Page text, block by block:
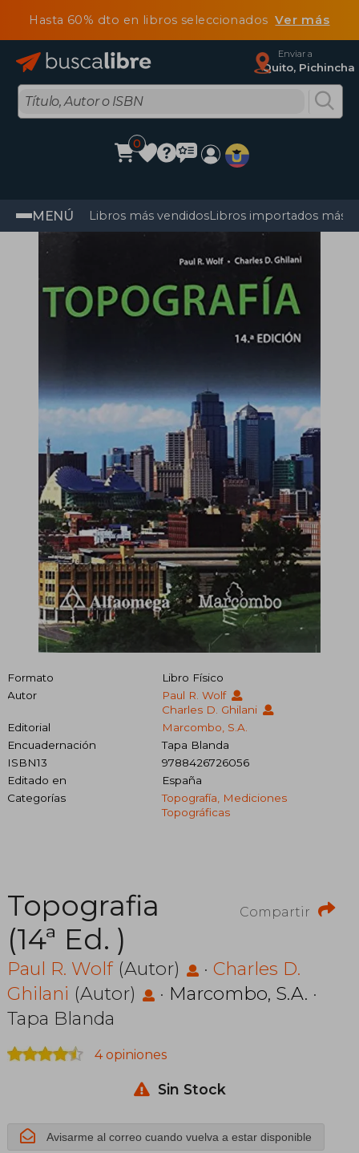
Hasta 60% dto en libros seleccionadosVer más
Enviar a
Quito, Pichincha
0
MENÚ Libros más vendidosLibros importados más
Formato
Libro Físico
Autor
Paul R. Wolf
Charles D. Ghilani
Editorial
Marcombo, S.A.
Encuadernación
Tapa Blanda
ISBN13
9788426726056
Editado en
España
Categorías
Topografía, Mediciones
Topográficas
Compartir
Topografia
(14ª Ed. )
Paul R. Wolf(Autor) · Charles D.
Ghilani (Autor) · Marcombo, S.A. ·
Tapa Blanda
4 opiniones
Sin Stock
Avisarme al correo cuando vuelva a estar disponible